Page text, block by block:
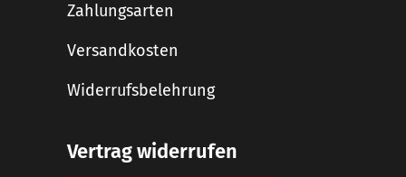
Zahlungsarten
Versandkosten
Widerrufsbelehrung
Vertrag widerrufen